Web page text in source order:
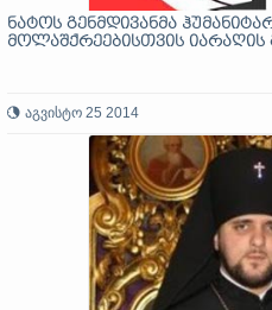
ნატოს გენმდივანმა
მოლაშქრეებისთვის იარაღის
აგვისტო 25 2014